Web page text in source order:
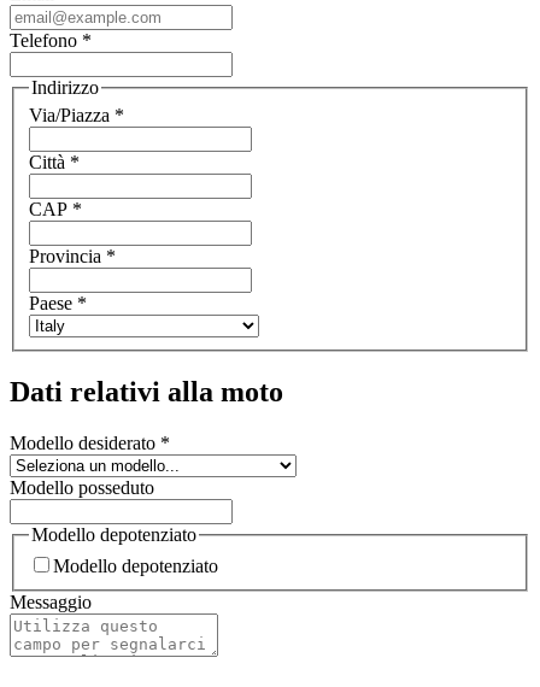
Telefono *
Indirizzo
Via/Piazza *
Città *
CAP *
Provincia *
Paese *
Dati relativi alla moto
Modello desiderato *
Modello posseduto
Modello depotenziato
Modello depotenziato
Messaggio